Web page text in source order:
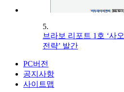
5.
브라보 리포트 1호 ‘사
전략’ 발간
PC버전
공지사항
사이트맵